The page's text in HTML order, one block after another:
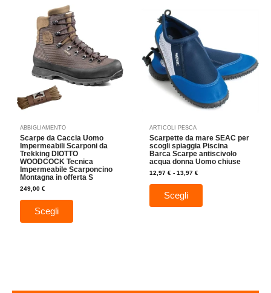
ABBIGLIAMENTO
Scarpe da Caccia Uomo
Impermeabili Scarponi da
Trekking DIOTTO
WOODCOCK Tecnica
Impermeabile Scarponcino
Montagna in offerta S
249,00€
Scegli
prodotto
ha
più
varianti.
Le
opzioni
possono
del
prodotto
ARTICOLI PESCA
Scarpette da mare SEAC per
scogli spiaggia Piscina
Barca Scarpe antiscivolo
acqua donna Uomo chiuse
12,97€ - 13,97€
12,97 €
a
13,97 €
Scegli
varianti.
opzioni
possono
essere
scelte
del
prodotto